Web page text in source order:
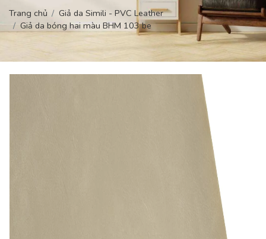
Trang chủ
Giả da Simili - PVC Leather
Giả da bóng hai màu BHM 103 be